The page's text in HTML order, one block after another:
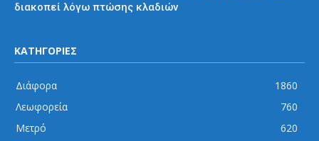
διακοπεί λόγω πτώσης κλαδιών
ΚΑΤΗΓΟΡΙΕΣ
Διάφορα
1860
Λεωφορεία
760
Μετρό
620